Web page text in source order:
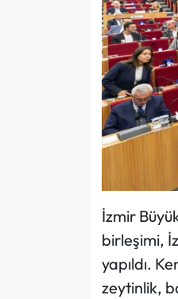
İzmir
birleşimi,
yapıldı.
zeytinlik,